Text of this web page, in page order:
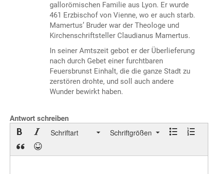
gallorömischen Familie aus Lyon. Er wurde
461 Erzbischof von Vienne, wo er auch starb.
Mamertus’ Bruder war der Theologe und
Kirchenschriftsteller Claudianus Mamertus.
In seiner Amtszeit gebot er der Überlieferung
nach durch Gebet einer furchtbaren
Feuersbrunst Einhalt, die die ganze Stadt zu
zerstören drohte, und soll auch andere
Wunder bewirkt haben.
Antwort schreiben
Schriftart Schriftgrößen